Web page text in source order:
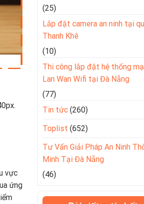
vực
ứng
(25)
Lắp đặt camera an ninh tại
Thanh Khê
(10)
Thi công lắp đặt hệ thống
Lan Wan Wifi tại Đà Nẵng
(77)
Tin tức (260)
Toplist (652)
Tư Vấn Giải Pháp An Ninh
Minh Tại Đà Nẵng
(46)